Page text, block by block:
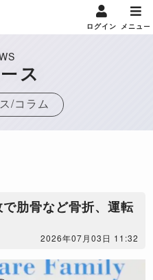
ログイン メニュー
ス
/コラム
肋骨など骨折、運転
2026年07月03日 11:32